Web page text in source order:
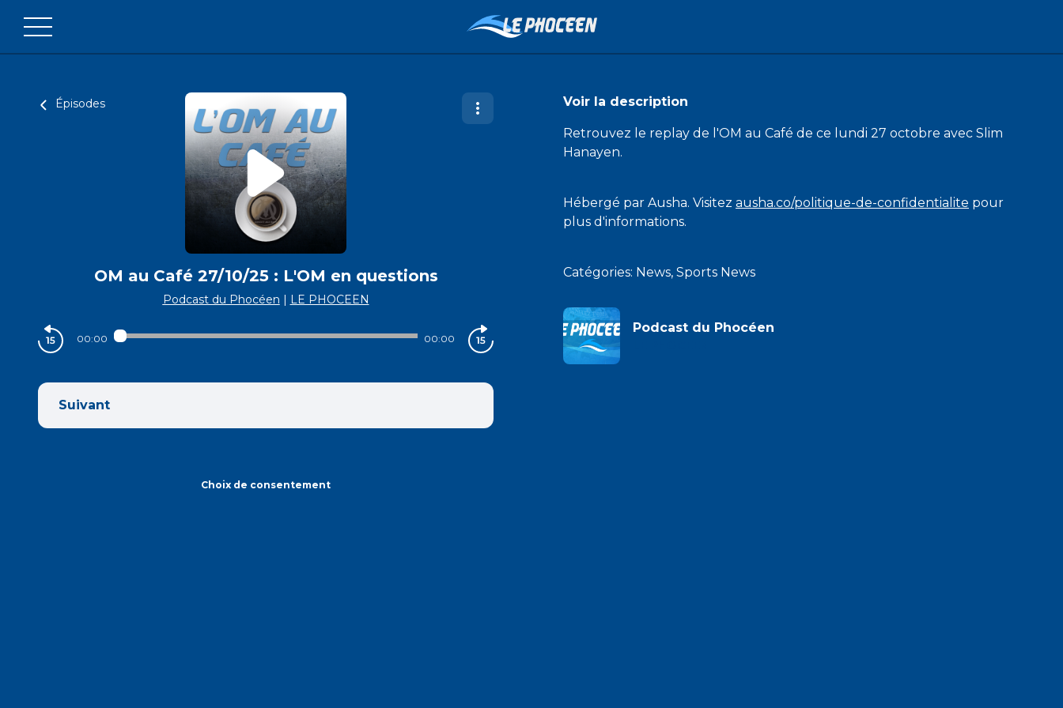
Épisodes
OM au Café 27/10/25 : L'OM en questions
Podcast du Phocéen | LE PHOCEEN
00:00 00:00
Suivant
Choix de consentement
Voir la description
Retrouvez le replay de l'OM au Café de ce lundi 27 octobre avec Slim
Hanayen.
Hébergé par Ausha. Visitez ausha.co/politique-de-confidentialite pour
plus d'informations.
Catégories: News, Sports News
Podcast du Phocéen